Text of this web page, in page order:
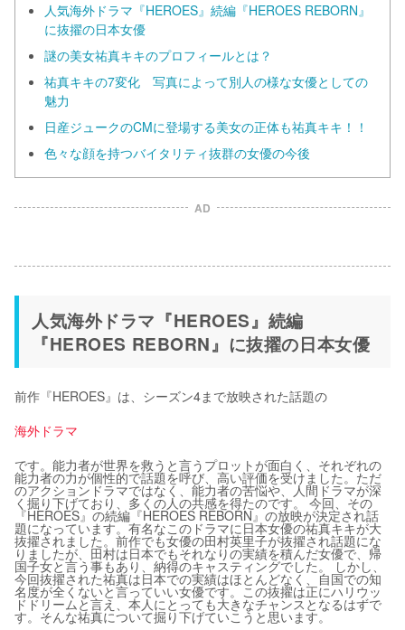
人気海外ドラマ『HEROES』続編『HEROES REBORN』
に抜擢の日本女優
謎の美女祐真キキのプロフィールとは？
祐真キキの7変化 写真によって別人の様な女優としての
魅力
日産ジュークのCMに登場する美女の正体も祐真キキ！！
色々な顔を持つバイタリティ抜群の女優の今後
AD
人気海外ドラマ『HEROES』続編
『HEROES REBORN』に抜擢の日本女優
前作『HEROES』は、シーズン4まで放映された話題の
海外ドラマ
です。能力者が世界を救うと言うプロットが面白く、それぞれの
能力者の力が個性的で話題を呼び、高い評価を受けました。ただ
のアクションドラマではなく、能力者の苦悩や、人間ドラマが深
く掘り下げており、多くの人の共感を得たのです。 今回、その
『HEROES』の続編『HEROES REBORN』の放映が決定され話
題になっています。有名なこのドラマに日本女優の祐真キキが大
抜擢されました。前作でも女優の田村英里子が抜擢され話題にな
りましたが、田村は日本でもそれなりの実績を積んだ女優で、帰
国子女と言う事もあり、納得のキャスティングでした。 しかし、
今回抜擢された祐真は日本での実績はほとんどなく、自国での知
名度が全くないと言っていい女優です。この抜擢は正にハリウッ
ドドリームと言え、本人にとっても大きなチャンスとなるはずで
す。そんな祐真について掘り下げていこうと思います。